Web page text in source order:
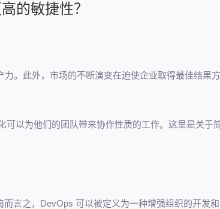
的敏捷性？
。此外，市场的不断演变在迫使企业取得最佳结果方
以为他们的团队带来协作性质的工作。这里是关于
言之，DevOps 可以被定义为一种增强组织的开发和